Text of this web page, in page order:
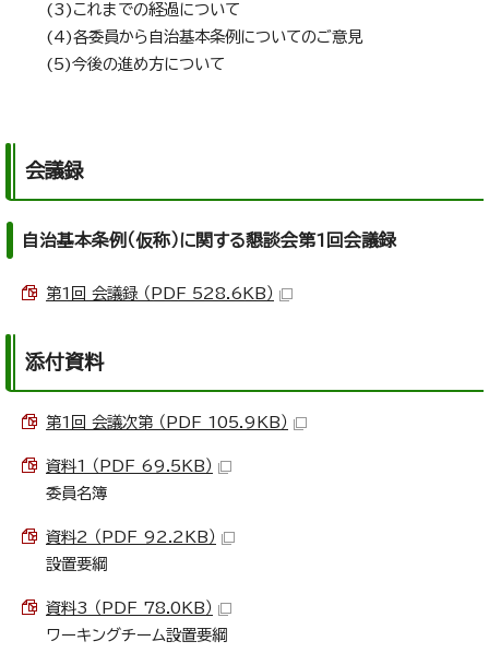
(3)これまでの経過について
(4)各委員から自治基本条例についてのご意見
(5)今後の進め方について
会議録
自治基本条例（仮称）に関する懇談会第1回会議録
第1回 会議録 （PDF 528.6KB）
添付資料
第1回 会議次第 （PDF 105.9KB）
資料1 （PDF 69.5KB）
委員名簿
資料2 （PDF 92.2KB）
設置要綱
資料3 （PDF 78.0KB）
ワーキングチーム設置要綱